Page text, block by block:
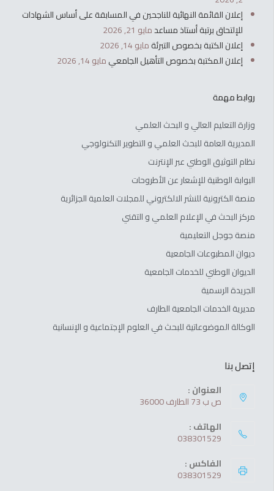
إعلان القائمة النهائية للناجحين في المسابقة على أساس الشهادات
للإلتحاق برتبة أستاذ مساعدمايو 21, 2026
إعلان الكتبة بخصوص التبرئةمايو 14, 2026
إعلان المكتبة بخصوص التأهيل الجامعيمايو 14, 2026
روابط مهمة
وزارة التعليم العالي و البحث العلمي
المديرية العامة للبحث العلمي و التطوير التكنولوجي
نظام التوثيق الوطني عبر الإنترنت
البوابة الوطنية للإشعار عن الأطروحات
منصة الكترونية للنشر الالكتروني للمجلات العلمية الجزائرية
مركز البحث في الإعلام العلمي و التقني
منصة جوجل التعليمية
ديوان المطبوعات الجامعية
الديوان الوطني للخدمات الجامعية
الجريدة الرسمية
مديرية الخدمات الجامعية الطارف
الوكالة الموضوعاتية للبحث في العلوم الإجتماعية و الإنسانية
إتصل بنا
العنوان :
ص ب 73 الطارف 36000
الهاتف :
038301529
الفاكس :
038301529